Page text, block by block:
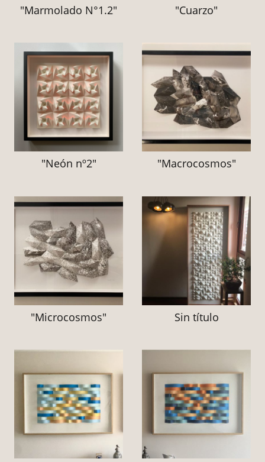
"Marmolado N°1.2" "Cuarzo"
"Neón nº2" "Macrocosmos"
"Microcosmos" Sin título